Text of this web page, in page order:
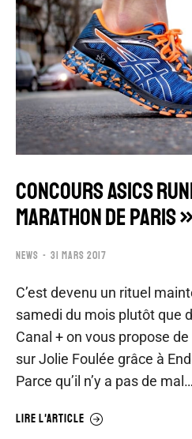
CONCOURS ASICS
MARATHON DE PARIS
NEWS 31 MARS 2017
C’est devenu un rituel
samedi du mois plutôt que
Canal + on vous propose
sur Jolie Foulée grâce à
Parce qu’il n’y a pas de mal…
LIRE L'ARTICLE